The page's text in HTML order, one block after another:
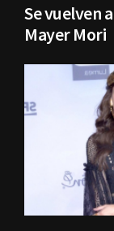
Se vuelven
Mayer Mori